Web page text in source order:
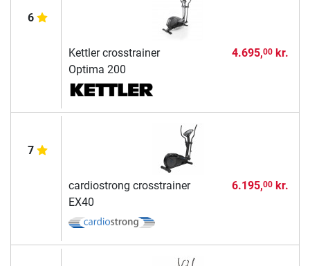
6
Kettler crosstrainer
Optima 200
4.695,00kr.
7
cardiostrong crosstrainer
EX40
6.195,00kr.